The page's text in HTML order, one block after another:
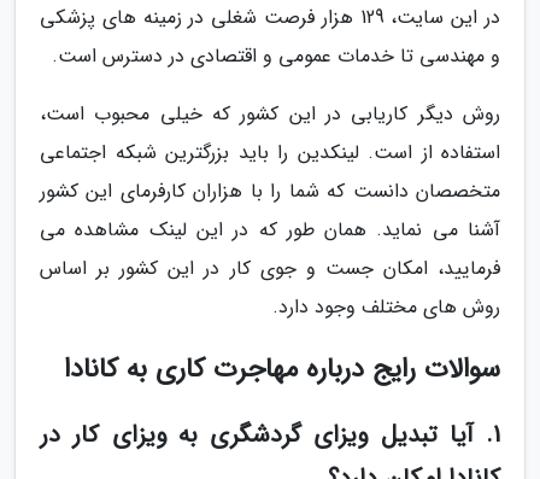
در این سایت، 129 هزار فرصت شغلی در زمینه های پزشکی
و مهندسی تا خدمات عمومی و اقتصادی در دسترس است.
روش دیگر کاریابی در این کشور که خیلی محبوب است،
استفاده از است. لینکدین را باید بزرگترین شبکه اجتماعی
متخصصان دانست که شما را با هزاران کارفرمای این کشور
آشنا می نماید. همان طور که در این لینک مشاهده می
فرمایید، امکان جست و جوی کار در این کشور بر اساس
روش های مختلف وجود دارد.
سوالات رایج درباره مهاجرت کاری به کانادا
1. آیا تبدیل ویزای گردشگری به ویزای کار در